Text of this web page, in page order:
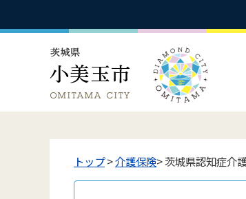
トップ>介護保険> 茨城県認知症介